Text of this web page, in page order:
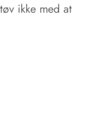
ikke med at